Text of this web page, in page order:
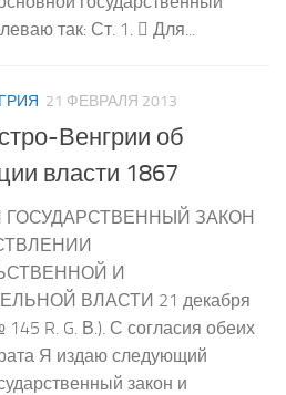
так: Ст. 1.  Для...
21 ФЕВРАЛЯ 2013
Венгрии об
власти 1867
ЗАКОН
И
ВЛАСТИ 21 декабря
R. G. В.). С согласия обеих
Я издаю следующий
закон и